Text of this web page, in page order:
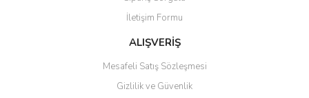
Ürün fiyatı diğer sitelerden daha pahalı.
Bu ürüne benzer farklı alternatifler olmalı.
İletişim Formu
ALIŞVERİŞ
Mesafeli Satış Sözleşmesi
Gizlilik ve Güvenlik